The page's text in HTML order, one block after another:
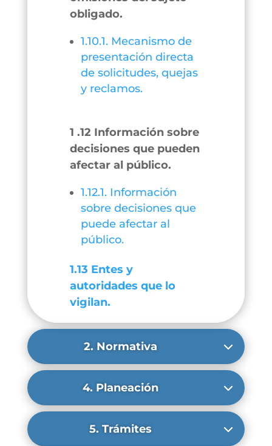
obligado.
1.10.1. Mecanismo de
presentación directa
de solicitudes, quejas
y reclamos.
1 .12 Información sobre
decisiones que pueden
afectar al público.
1.12.1. Información
sobre decisiones que
puede afectar al
público.
1.13 Entes y
autoridades que lo
vigilan.
2. Normativa
4. Planeación
5. Trámites